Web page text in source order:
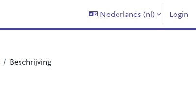
Nederlands ‎(nl)‎ Login
Beschrijving